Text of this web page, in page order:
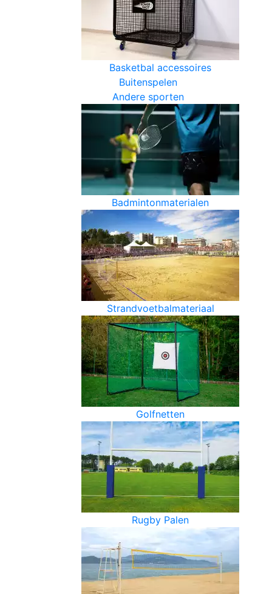
Basketbal accessoires
Buitenspelen
Andere sporten
Badmintonmaterialen
Strandvoetbalmateriaal
Golfnetten
Rugby Palen